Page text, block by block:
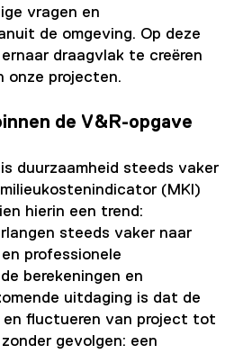
vragen en
de omgeving. Op deze
draagvlak te creëren
onze projecten.
de V&R-opgave
duurzaamheid steeds vaker
(MKI)
hierin een trend:
steeds vaker naar
professionele
berekeningen en
uitdaging is dat de
en fluctueren van project tot
gevolgen: een